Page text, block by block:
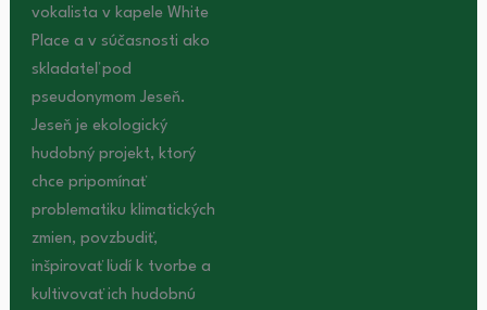
vokalista v kapele White
Place a v súčasnosti ako
skladateľ pod
pseudonymom Jeseň.
Jeseň je ekologický
hudobný projekt, ktorý
chce pripomínať
problematiku klimatických
zmien, povzbudiť,
inšpirovať ľudí k tvorbe a
kultivovať ich hudobnú